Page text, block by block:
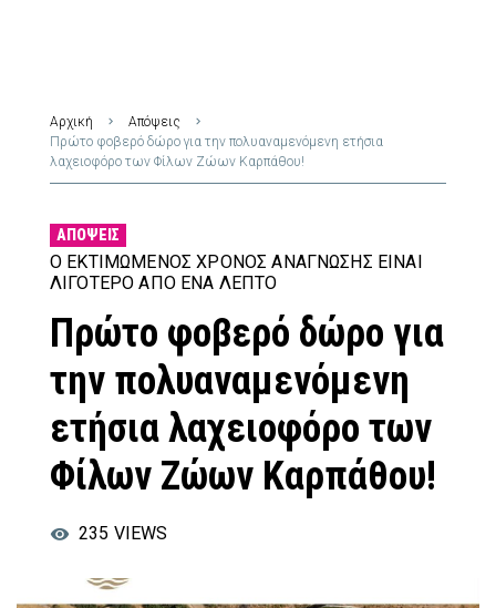
Αρχική
Απόψεις
Πρώτο φοβερό δώρο για την πολυαναμενόμενη ετήσια
λαχειοφόρο των Φίλων Ζώων Καρπάθου!
ΑΠΌΨΕΙΣ
Ο ΕΚΤΙΜΏΜΕΝΟΣ ΧΡΌΝΟΣ ΑΝΆΓΝΩΣΗΣ ΕΊΝΑΙ
ΛΙΓΌΤΕΡΟ ΑΠΌ ΈΝΑ ΛΕΠΤΌ
Πρώτο φοβερό δώρο για
την πολυαναμενόμενη
ετήσια λαχειοφόρο των
Φίλων Ζώων Καρπάθου!
235 VIEWS